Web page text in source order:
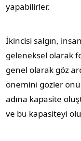
yapabilirler.
İkincisi salgın,
geleneksel olarak
genel olarak göz
önemini gözler
adına kapasite
ve bu kapasiteyi